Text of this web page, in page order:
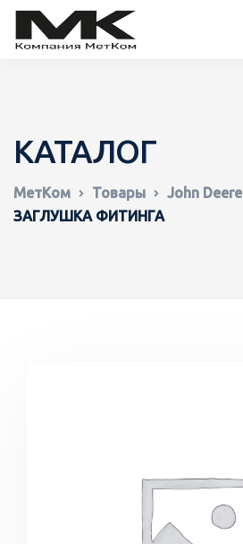
КАТАЛОГ
МетКом Товары John Deere
ЗАГЛУШКА ФИТИНГА